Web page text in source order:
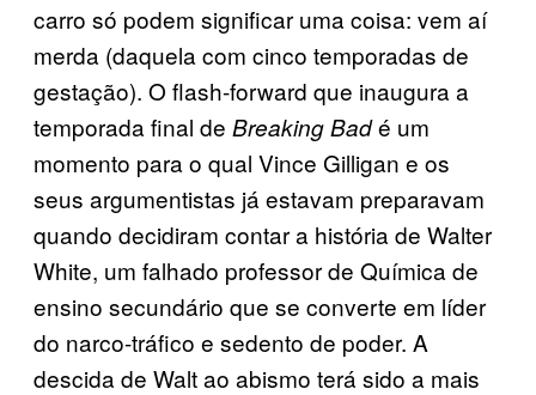
carro só podem significar uma coisa: vem aí
merda (daquela com cinco temporadas de
gestação). O flash-forward que inaugura a
temporada final de Breaking Badé um
momento para o qual Vince Gilligan e os
seus argumentistas já estavam preparavam
quando decidiram contar a história de Walter
White, um falhado professor de Química de
ensino secundário que se converte em líder
do narco-tráfico e sedento de poder. A
descida de Walt ao abismo terá sido a mais